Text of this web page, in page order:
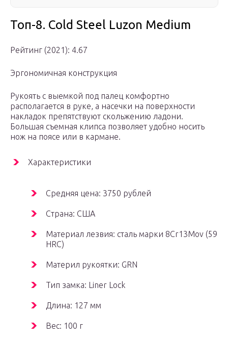
Топ-8. Cold Steel Luzon Medium
Рейтинг (2021): 4.67
Эргономичная конструкция
Рукоять с выемкой под палец комфортно
располагается в руке, а насечки на поверхности
накладок препятствуют скольжению ладони.
Большая съемная клипса позволяет удобно носить
нож на поясе или в кармане.
Характеристики
Средняя цена: 3750 рублей
Страна: США
Материал лезвия: сталь марки 8Cr13Mov (59
HRC)
Материл рукоятки: GRN
Тип замка: Liner Lock
Длина: 127 мм
Вес: 100 г